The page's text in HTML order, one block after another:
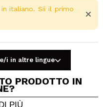
in italiano. Sii il primo
i in altre lingue
PRODOTTO IN
PIÙ